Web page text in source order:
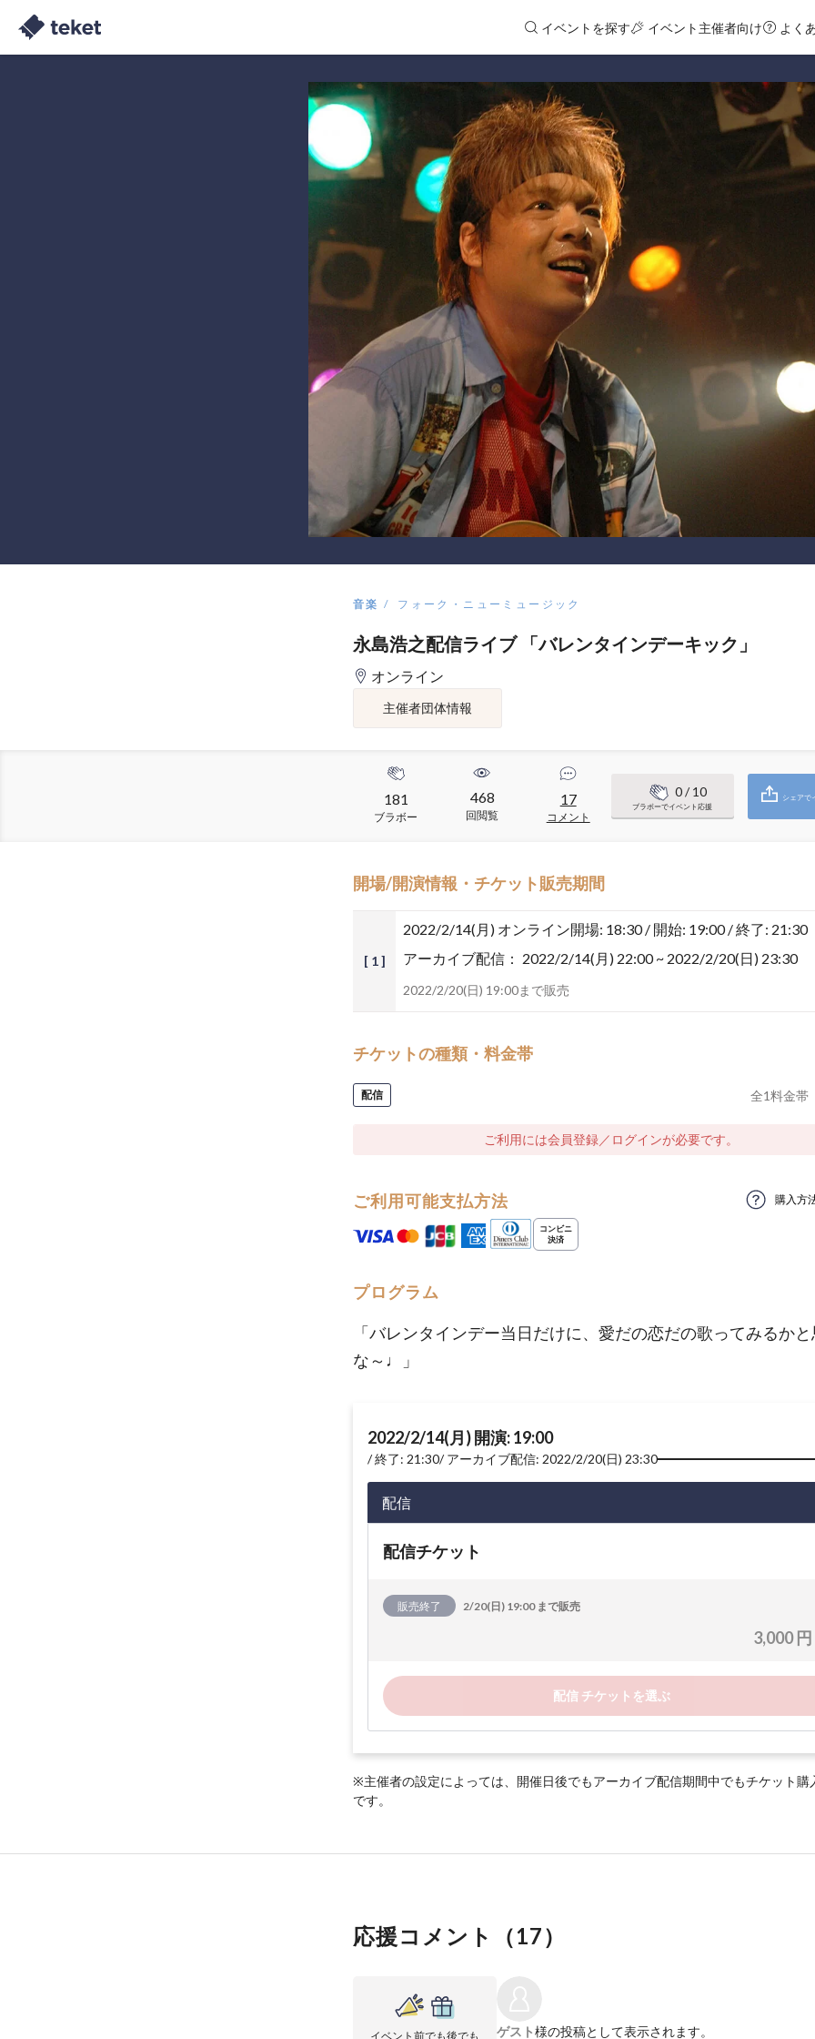
イベントを探す イベント主催者向け よく
音楽 フォーク・ニューミュージック
永島浩之配信ライブ 「バレンタインデーキック」
オンライン
主催者団体情報
181
ブラボー
468
回閲覧
17
コメント
0/ 10
ブラボーでイベント応援
シェアで
開場/開演情報・チケット販売期間
[ 1 ]
2022/2/14(月) オンライン開場: 18:30 / 開始: 19:00 / 終了: 21:30
アーカイブ配信： 2022/2/14(月) 22:00 ~ 2022/2/20(日) 23:30
2022/2/20(日) 19:00まで販売
チケットの種類・料金帯
配信 全1料金帯
ご利用には会員登録／ログインが必要です。
ご利用可能支払方法 購入方
プログラム
「バレンタインデー当日だけに、愛だの恋だの歌ってみるか
な～♩」
2022/2/14(月) 開演: 19:00
終了: 21:30 アーカイブ配信: 2022/2/20(日) 23:30
配信
配信チケット
販売終了 2/20(日) 19:00 まで販売
3,000 円
配信 チケットを選ぶ
※主催者の設定によっては、開催日後でもアーカイブ配信期間中でもチケット購
です。
応援コメント（17）
イベント前でも後でも
ゲスト様の投稿として表示されます。